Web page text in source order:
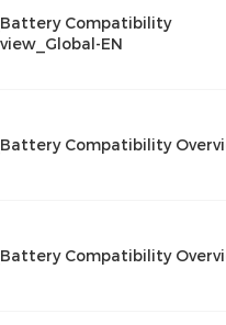
Compatibility
EN
Compatibility
Compatibility